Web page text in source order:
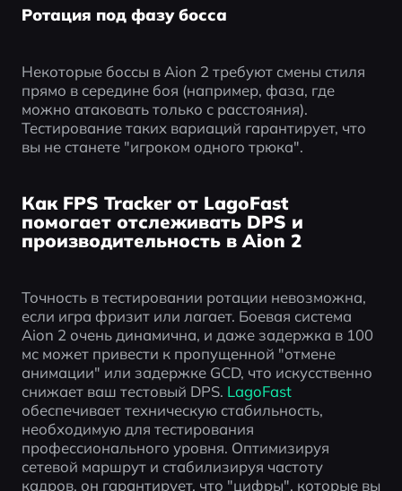
Ротация под фазу босса
Некоторые боссы в Aion 2 требуют смены стиля
прямо в середине боя (например, фаза, где
можно атаковать только с расстояния).
Тестирование таких вариаций гарантирует, что
вы не станете "игроком одного трюка".
Как FPS Tracker от LagoFast
помогает отслеживать DPS и
производительность в Aion 2
Точность в тестировании ротации невозможна,
если игра фризит или лагает. Боевая система
Aion 2 очень динамична, и даже задержка в 100
мс может привести к пропущенной "отмене
анимации" или задержке GCD, что искусственно
снижает ваш тестовый DPS. LagoFast
обеспечивает техническую стабильность,
необходимую для тестирования
профессионального уровня. Оптимизируя
сетевой маршрут и стабилизируя частоту
кадров, он гарантирует, что "цифры", которые вы